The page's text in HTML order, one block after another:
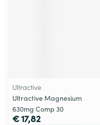
Ultractive
Ultractive Magnesium
630mg Comp 30
€ 17,82